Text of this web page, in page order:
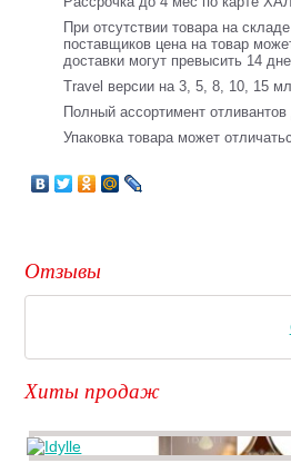
При отсутствии товара на
поставщиков цена на товар
доставки могут превысить 14
Travel версии на 3, 5, 8, 10, 15
Полный ассортимент
Упаковка товара может
Отзывы
Хиты продаж